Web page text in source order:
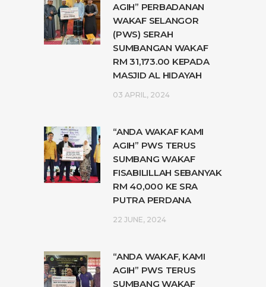
AGIH” PERBADANAN
WAKAF SELANGOR
(PWS) SERAH
SUMBANGAN WAKAF
RM 31,173.00 KEPADA
MASJID AL HIDAYAH
03 APRIL, 2024
“ANDA WAKAF KAMI
AGIH” PWS TERUS
SUMBANG WAKAF
FISABILILLAH SEBANYAK
RM 40,000 KE SRA
PUTRA PERDANA
22 JUNE, 2024
“ANDA WAKAF, KAMI
AGIH” PWS TERUS
SUMBANG WAKAF